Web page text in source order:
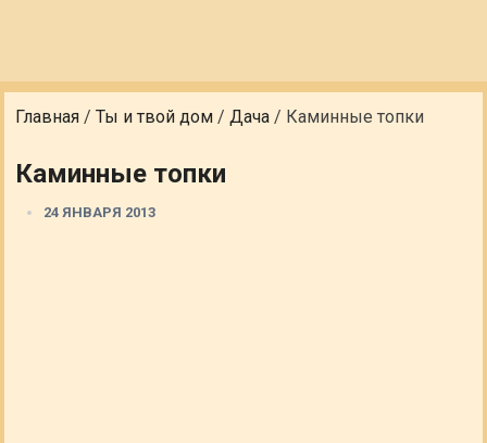
Главная /Ты и твой дом /Дача / Каминные топки
Каминные топки
24 ЯНВАРЯ 2013